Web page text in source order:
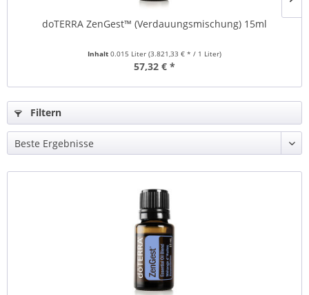
doTERRA ZenGest™ (Verdauungsmischung) 15ml
Inhalt 0.015 Liter (3.821,33 € * / 1 Liter)
57,32 € *
Filtern